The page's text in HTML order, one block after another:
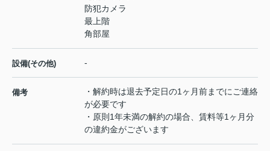
防犯カメラ
最上階
角部屋
設備(その他) -
備考
・解約時は退去予定日の1ヶ月前までにご連絡
が必要です
・原則1年未満の解約の場合、賃料等1ヶ月分
の違約金がございます